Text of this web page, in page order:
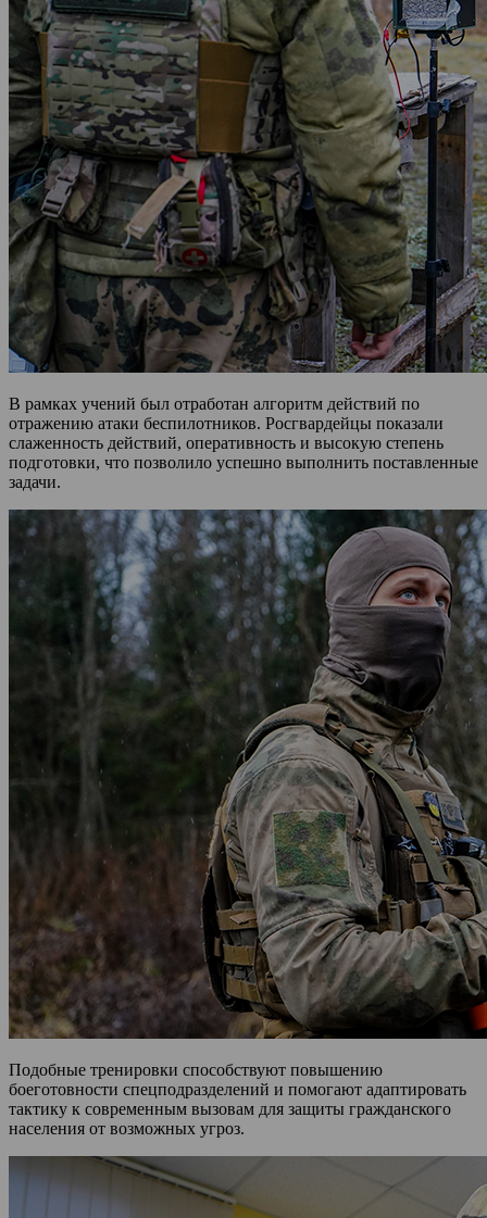
В рамках учений был отработан алгоритм действий по
отражению атаки беспилотников. Росгвардейцы показали
слаженность действий, оперативность и высокую степень
подготовки, что позволило успешно выполнить поставленные
задачи.
Подобные тренировки способствуют повышению
боеготовности спецподразделений и помогают адаптировать
тактику к современным вызовам для защиты гражданского
населения от возможных угроз.